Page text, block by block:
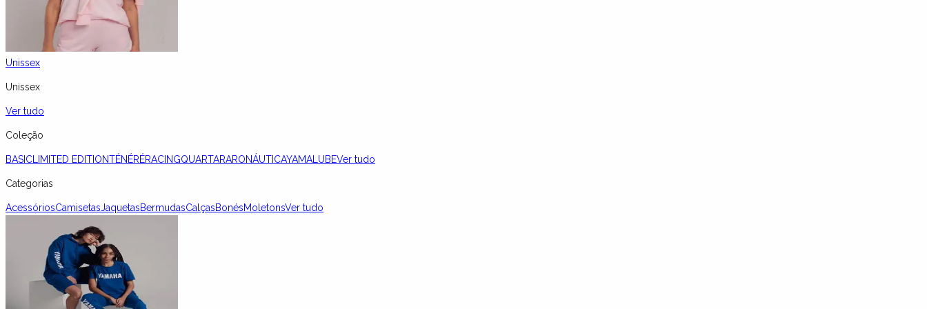
Unissex
Unissex
Ver tudo
Coleção
BASIC LIMITED EDITIONTÉNÉRÉRACINGQUARTARARONÁUTICAYAMALUBEVer tudo
Categorias
AcessóriosCamisetasJaquetasBermudasCalçasBonésMoletonsVer tudo